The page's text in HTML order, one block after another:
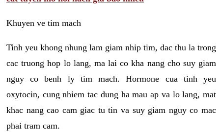
Khuyen ve tim mach
Tinh yeu khong nhung lam giam nhip tim, dac thu la trong
cac truong hop lo lang, ma lai co kha nang cho suy giam
nguy co benh ly tim mach. Hormone cua tinh yeu
oxytocin, cung nhiem tac dung ha mau ap va lo lang, mat
khac nang cao cam giac tu tin va suy giam nguy co mac
phai tram cam.